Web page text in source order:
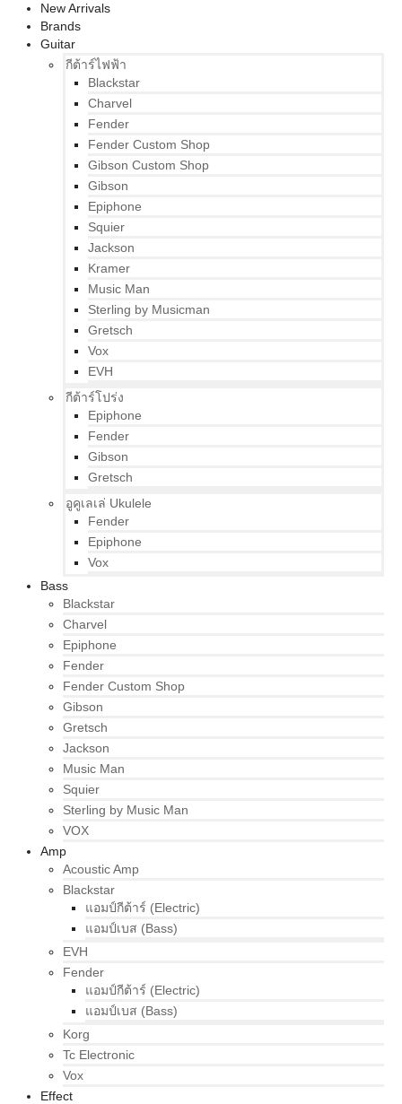
New Arrivals
Brands
Guitar
กีต้าร์ไฟฟ้า
Blackstar
Charvel
Fender
Fender Custom Shop
Gibson Custom Shop
Gibson
Epiphone
Squier
Jackson
Kramer
Music Man
Sterling by Musicman
Gretsch
Vox
EVH
กีต้าร์โปร่ง
Epiphone
Fender
Gibson
Gretsch
อูคูเลเล่ Ukulele
Fender
Epiphone
Vox
Bass
Blackstar
Charvel
Epiphone
Fender
Fender Custom Shop
Gibson
Gretsch
Jackson
Music Man
Squier
Sterling by Music Man
VOX
Amp
Acoustic Amp
Blackstar
แอมป์กีต้าร์ (Electric)
แอมป์เบส (Bass)
EVH
Fender
แอมป์กีต้าร์ (Electric)
แอมป์เบส (Bass)
Korg
Tc Electronic
Vox
Effect